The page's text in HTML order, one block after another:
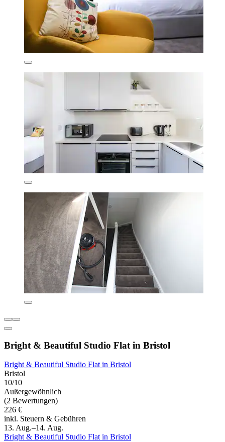
Bright & Beautiful Studio Flat in Bristol
Bright & Beautiful Studio Flat in Bristol
Bristol
10/10
Außergewöhnlich
(2 Bewertungen)
226 €
inkl. Steuern & Gebühren
13. Aug.–14. Aug.
Bright & Beautiful Studio Flat in Bristol